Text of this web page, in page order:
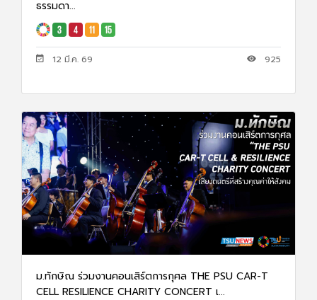
ธรรมดา...
12 มี.ค. 69 925
ม.ทักษิณ ร่วมงานคอนเสิร์ตการกุศล THE PSU CAR-T
CELL RESILIENCE CHARITY CONCERT เ...